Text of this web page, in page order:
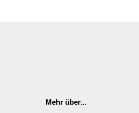
Mehr über...